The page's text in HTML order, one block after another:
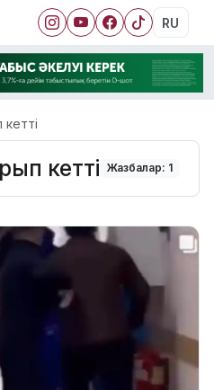
RU
кетті
кетті Жазбалар: 1